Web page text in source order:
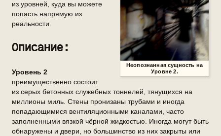
Неопознанная сущность на
Уровне 2.
из уровней, куда вы можете
попасть напрямую из
реальности.
Описание:
Уровень 2
преимущественно состоит
из серых бетонных служебных тоннелей, тянущихся на
миллионы миль. Стены пронизаны трубами и иногда
попадающимися вентиляционными каналами, часто
заполненными вязкой чёрной жидкостью. Иногда могут быть
обнаружены и двери, но большинство из них закрыты или